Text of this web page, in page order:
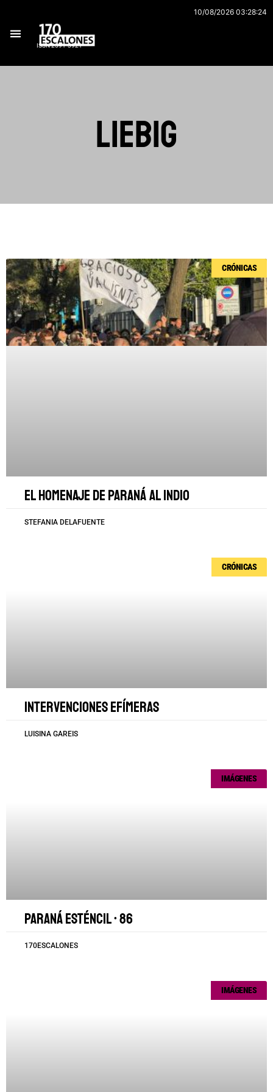
contenido
10/08/2026 03:28:24
ISSN 2591-3921
Liebig
CRÓNICAS
El homenaje de Paraná al Indio
STEFANIA DELAFUENTE
CRÓNICAS
Intervenciones efímeras
LUISINA GAREIS
IMÁGENES
Paraná esténcil • 86
170ESCALONES
IMÁGENES
Página
Página
Página
Página
Página